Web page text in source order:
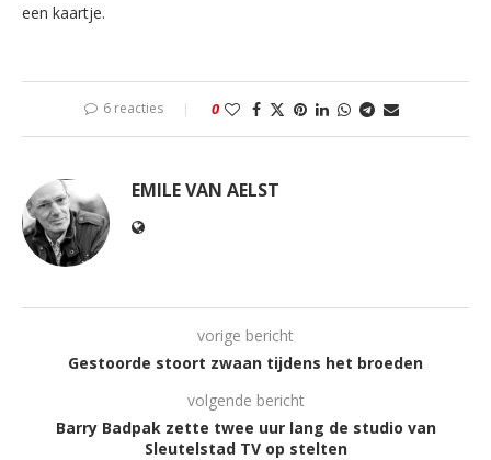
een kaartje.
6 reacties 0
EMILE VAN AELST
vorige bericht
Gestoorde stoort zwaan tijdens het broeden
volgende bericht
Barry Badpak zette twee uur lang de studio van
Sleutelstad TV op stelten